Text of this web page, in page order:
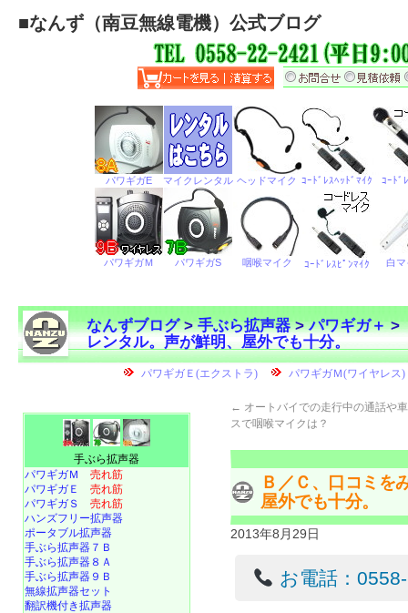
■なんず（南豆無線電機）公式ブログ
なんずブログ>手ぶら拡声器>パワギガ＋>
レンタル。声が鮮明、屋外でも十分。
← オートバイでの走行中の通話や
スで咽喉マイクは？
Ｂ／Ｃ、口コミを
屋外でも十分。
2013年8月29日
お電話：
手ぶら拡声器
パワギガＭ 売れ筋
パワギガＥ 売れ筋
パワギガＳ 売れ筋
ハンズフリー拡声器
ポータブル拡声器
手ぶら拡声器７Ｂ
手ぶら拡声器８Ａ
手ぶら拡声器９Ｂ
無線拡声器セット
翻訳機付き拡声器